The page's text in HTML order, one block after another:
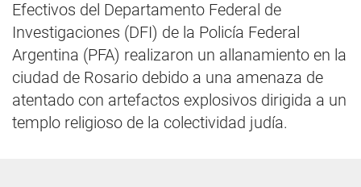
Efectivos del Departamento Federal de
Investigaciones (DFI) de la Policía Federal
Argentina (PFA) realizaron un allanamiento en la
ciudad de Rosario debido a una amenaza de
atentado con artefactos explosivos dirigida a un
templo religioso de la colectividad judía.